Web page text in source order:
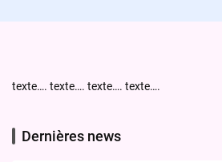
texte…. texte…. texte…. texte….
Dernières news